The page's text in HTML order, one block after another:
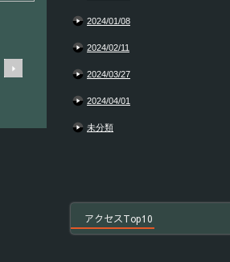
2024/01/08
2024/02/11
2024/03/27
2024/04/01
未分類
アクセスTop10